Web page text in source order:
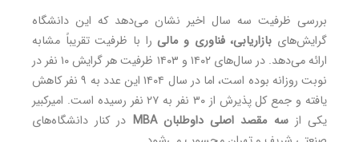
بررسی ظرفیت سه سال اخیر نشان می‌دهد که این دانشگاه
گرایش‌های بازاریابی، فناوری و مالیرا با ظرفیت تقریباً مشابه
ارائه می‌دهد. در سال‌های ۱۴۰۲ و ۱۴۰۳ ظرفیت هر گرایش ۱۰ نفر در
نوبت روزانه بوده است، اما در سال ۱۴۰۴ این عدد به ۹ نفر کاهش
یافته و جمع کل پذیرش از ۳۰ نفر به ۲۷ نفر رسیده است. امیرکبیر
یکی ازسه مقصد اصلی داوطلبان MBA
در کنار دانشگاه‌های